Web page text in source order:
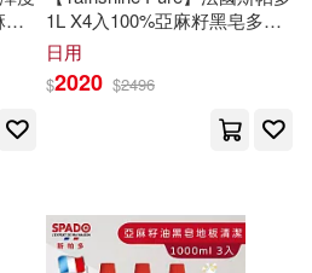
恩國（主編）
司(1)
流行風(1)
籽
1L X4入100%亞麻籽黑皂多功
能(地板)清潔劑(*99.7%天然來
源 法國原裝)
日用
$2020 $2496